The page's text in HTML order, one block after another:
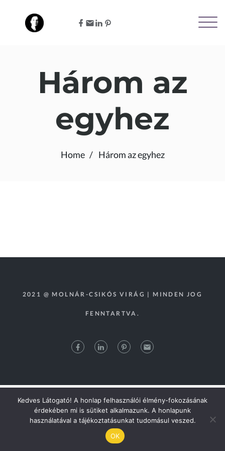
Három az
egyhez
Home Három az egyhez
2021 @ MOLNÁR-CSIKÓS VIRÁG | MINDEN JOG
FENNTARTVA.
Kedves Látogató! A honlap felhasználói élmény-fokozásának
érdekében mi is sütiket alkalmazunk. A honlapunk
használatával a tájékoztatásunkat tudomásul veszed.
OK